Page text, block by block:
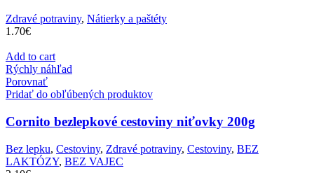
Zdravé potraviny, Nátierky a paštéty
1.70€
Add to cart
Rýchly náhľad
Porovnať
Pridať do obľúbených produktov
Cornito bezlepkové cestoviny niťovky 200g
Bez lepku, Cestoviny, Zdravé potraviny, Cestoviny, BEZ
LAKTÓZY, BEZ VAJEC